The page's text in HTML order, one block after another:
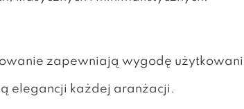
zapewniają wygodę
elegancji każdej aranżacji.